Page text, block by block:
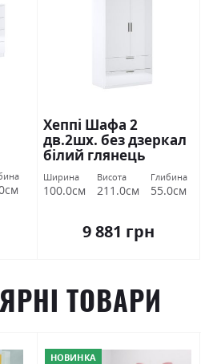
Хеппі Шафа 2
дв.2шх. без дзеркал
білий глянець
Міромарк
Ширина
100.0см
Висота
211.0см
Глибина
55.0см
9 881 грн
ТОВАРИ
НОВИНКА